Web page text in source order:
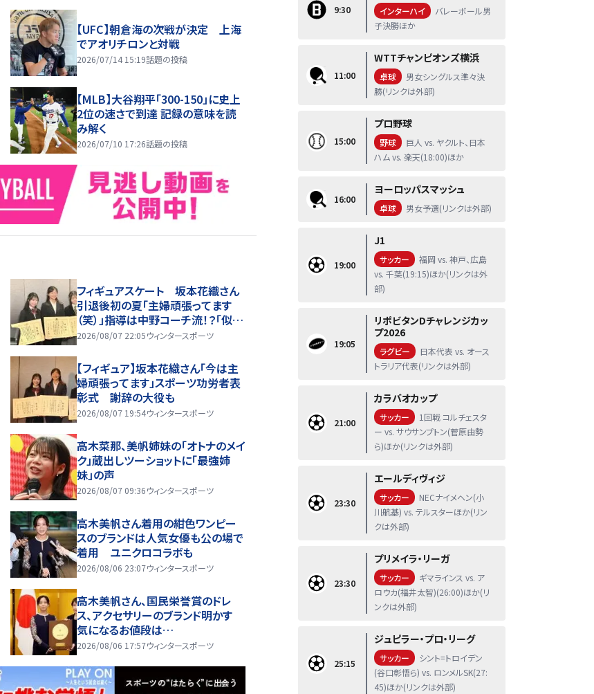
【UFC】朝倉海の次戦が決定 上海
でアオリチロンと対戦
2026/07/14 15:19話題の投稿
【MLB】大谷翔平「300-150」に史上
2位の速さで到達 記録の意味を読
み解く
2026/07/10 17:26話題の投稿
フィギュアスケート 坂本花織さん
引退後初の夏「主婦頑張ってます
（笑）」指導は中野コーチ流！？「似ち
ゃっている部分ある」スポーツ功労
2026/08/07 22:05ウィンタースポーツ
【フィギュア】坂本花織さん「今は主
婦頑張ってます」スポーツ功労者表
彰式 謝辞の大役も
2026/08/07 19:54ウィンタースポーツ
高木菜那、美帆姉妹の「オトナのメイ
ク」蔵出しツーショットに「最強姉
妹」の声
2026/08/07 09:36ウィンタースポーツ
高木美帆さん着用の紺色ワンピー
スのブランドは人気女優も公の場で
着用 ユニクロコラボも
2026/08/06 23:07ウィンタースポーツ
高木美帆さん、国民栄誉賞のドレ
ス、アクセサリーのブランド明かす
気になるお値段は…
2026/08/06 17:57ウィンタースポーツ
9:30 インターハイ
バレーボール男
子決勝ほか
11:00
WTTチャンピオンズ横浜
卓球
男女シングルス準々決
勝(リンクは外部)
15:00
プロ野球
野球
巨人 vs. ヤクルト、日本
ハム vs. 楽天(18:00)ほか
16:00
ヨーロッパスマッシュ
卓球 男女予選(リンクは外部)
19:00
J1
サッカー
福岡 vs. 神戸、広島
vs. 千葉(19:15)ほか(リンクは外
部)
19:05
リポビタンDチャレンジカッ
プ2026
ラグビー
日本代表 vs. オース
トラリア代表(リンクは外部)
21:00
カラバオカップ
サッカー
1回戦 コルチェスタ
ー vs. サウサンプトン(菅原由勢
ら)ほか(リンクは外部)
23:30
エールディヴィジ
サッカー
NECナイメヘン(小
川航基) vs. テルスターほか(リン
クは外部)
23:30
プリメイラ・リーガ
サッカー
ギマラインス vs. ア
ロウカ(福井太智)(26:00)ほか(リ
ンクは外部)
25:15
ジュピラー・プロ・リーグ
サッカー
シント=トロイデン
(谷口彰悟ら) vs. ロンメルSK(27:
45)ほか(リンクは外部)